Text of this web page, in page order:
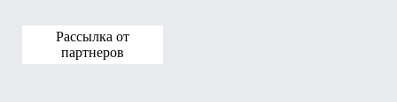
Рассылка от
партнеров